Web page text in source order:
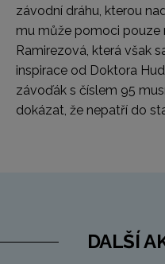
závodní dráhu, kterou
mu může pomoci pouze
Ramirezová, která však
inspirace od Doktora
závoďák s číslem 95
dokázat, že nepatří do
DALŠÍ